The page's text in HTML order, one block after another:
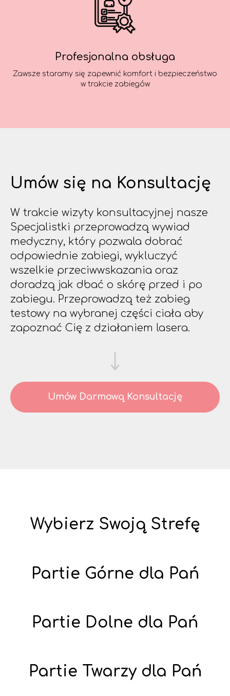
Profesjonalna obsługa
Zawsze staramy się zapewnić komfort i bezpieczeństwo
w trakcie zabiegów
Umów się na Konsultację
W trakcie wizyty konsultacyjnej nasze
Specjalistki przeprowadzą wywiad
medyczny, który pozwala dobrać
odpowiednie zabiegi, wykluczyć
wszelkie przeciwwskazania oraz
doradzą jak dbać o skórę przed i po
zabiegu. Przeprowadzą też zabieg
testowy na wybranej części ciała aby
zapoznać Cię z działaniem lasera.
Umów Darmową Konsultację
Wybierz Swoją Strefę
Partie Górne dla Pań
Partie Dolne dla Pań
Partie Twarzy dla Pań